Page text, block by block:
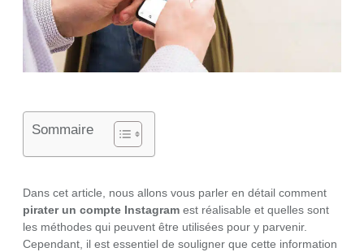
Sommaire
Dans cet article, nous allons vous parler en détail comment
pirater un compte Instagram est réalisable et quelles sont
les méthodes qui peuvent être utilisées pour y parvenir.
Cependant, il est essentiel de souligner que cette information